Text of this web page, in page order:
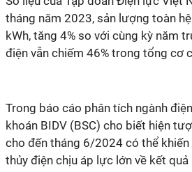
tháng năm 2023, sản lượng toàn
kWh, tăng 4% so với cùng kỳ năm
điện vẫn chiếm 46% trong tổng cơ
Trong báo cáo phân tích ngành
khoán BIDV (BSC) cho biết hiện
cho đến tháng 6/2024 có thể khiến
thủy điện chịu áp lực lớn về kết quả